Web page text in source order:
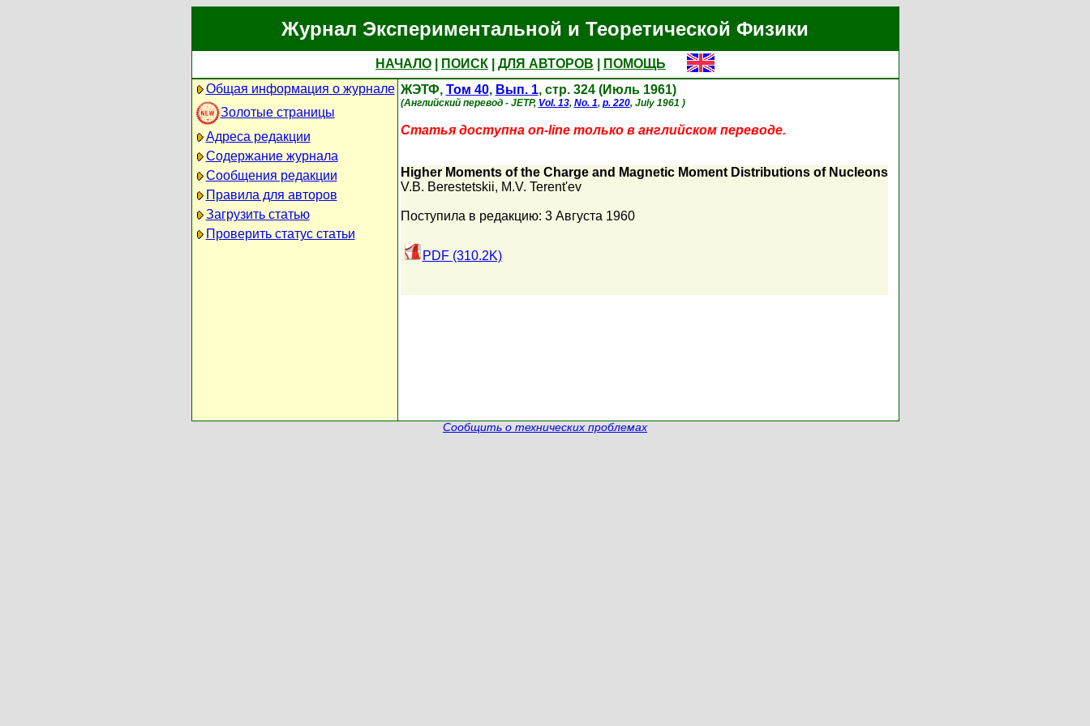
Журнал Экспериментальной и Теоретической Физики
НАЧАЛО ПОИСК ДЛЯ АВТОРОВ
ПОМОЩЬ
Общая информация о журнале
Золотые страницы
Адреса редакции
Содержание журнала
Сообщения редакции
Правила для авторов
Загрузить статью
Проверить статус статьи
ЖЭТФ, Том 40, Вып. 1, стр. 324 (Июль 1961)
(Английский перевод - JETP, Vol. 13, No. 1, p. 220, July 1961 )
Статья доступна on-line только в английском переводе.
Higher Moments of the Charge and Magnetic Moment Distributions of Nucleons
V.B. Berestetskii, M.V. Terent'ev
Поступила в редакцию: 3 Августа 1960
PDF (310.2K)
Сообщить о технических проблемах